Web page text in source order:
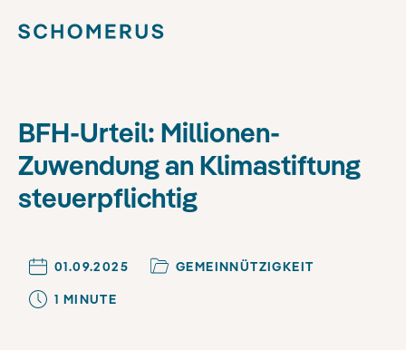
BFH-Urteil: Millionen-
Zuwendung an Klimastiftung
steuerpflichtig
01.09.2025
GEMEINNÜTZIGKEIT
1 MINUTE